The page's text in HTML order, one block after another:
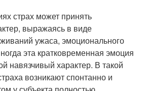
страх может принять
выражаясь в виде
ужаса, эмоционального
эта кратковременная эмоция
навязчивый характер. В такой
возникают спонтанно и